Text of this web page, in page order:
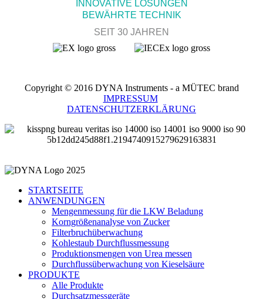
INNOVATIVE LÖSUNGEN
BEWÄHRTE TECHNIK
SEIT 30 JAHREN
Copyright © 2016 DYNA Instruments - a MÜTEC brand
IMPRESSUM
DATENSCHUTZERKLÄRUNG
STARTSEITE
ANWENDUNGEN
Mengenmessung für die LKW Beladung
Korngrößenanalyse von Zucker
Filterbruchüberwachung
Kohlestaub Durchflussmessung
Produktionsmengen von Urea messen
Durchflussüberwachung von Kieselsäure
PRODUKTE
Alle Produkte
Durchsatzmessgeräte